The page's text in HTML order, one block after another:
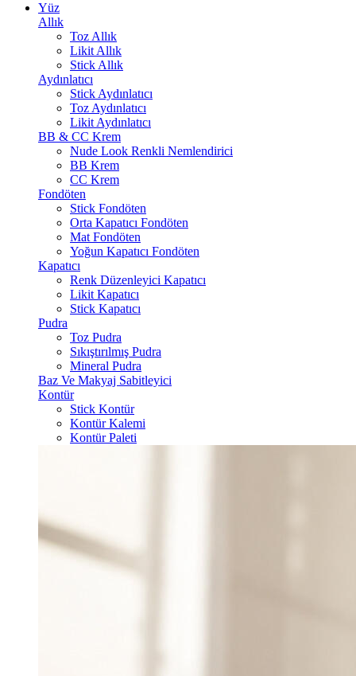
Yüz
Allık
Toz Allık
Likit Allık
Stick Allık
Aydınlatıcı
Stick Aydınlatıcı
Toz Aydınlatıcı
Likit Aydınlatıcı
BB & CC Krem
Nude Look Renkli Nemlendirici
BB Krem
CC Krem
Fondöten
Stick Fondöten
Orta Kapatıcı Fondöten
Mat Fondöten
Yoğun Kapatıcı Fondöten
Kapatıcı
Renk Düzenleyici Kapatıcı
Likit Kapatıcı
Stick Kapatıcı
Pudra
Toz Pudra
Sıkıştırılmış Pudra
Mineral Pudra
Baz Ve Makyaj Sabitleyici
Kontür
Stick Kontür
Kontür Kalemi
Kontür Paleti